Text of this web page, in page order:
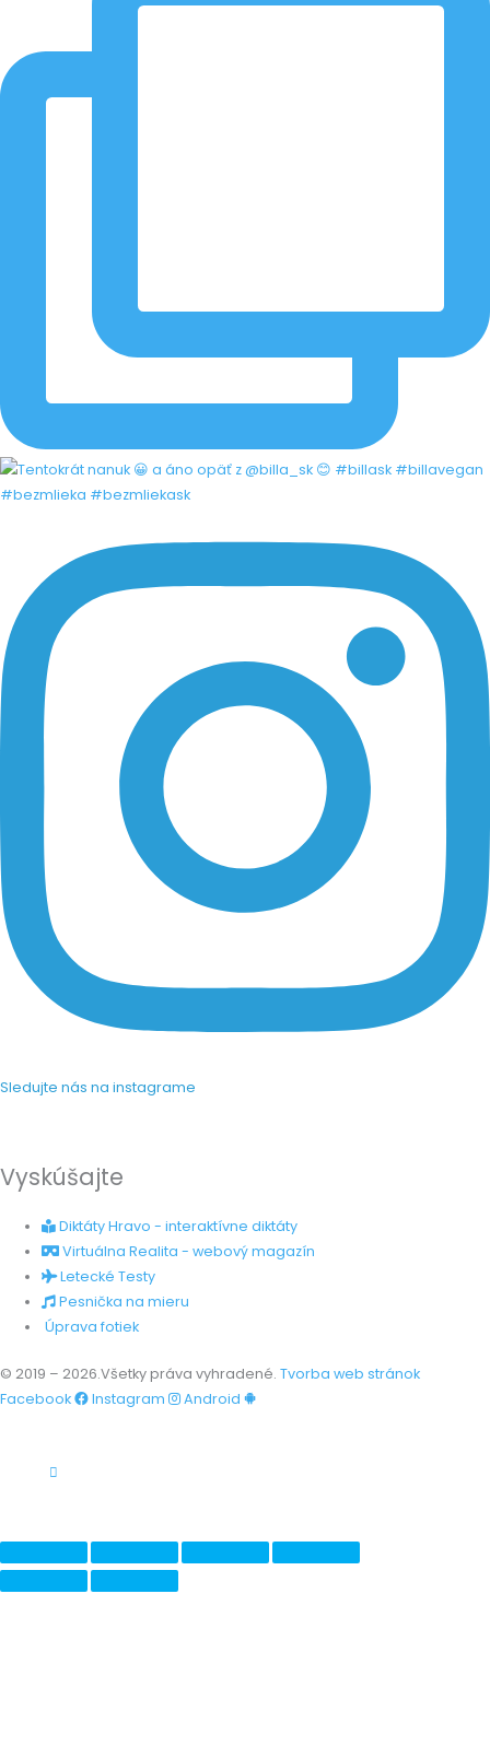
Sledujte nás na instagrame
Vyskúšajte
Diktáty Hravo - interaktívne diktáty
Virtuálna Realita - webový magazín
Letecké Testy
Pesnička na mieru
Úprava fotiek
© 2019 – 2026.Všetky práva vyhradené. Tvorba web stránok
Facebook
Instagram Android